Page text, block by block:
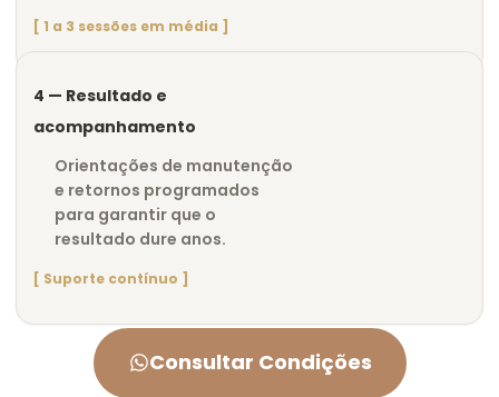
[ 1 a 3 sessões em média ]
4 — Resultado e
acompanhamento
Orientações de manutenção
e retornos programados
para garantir que o
resultado dure anos.
[ Suporte contínuo ]
Consultar Condições